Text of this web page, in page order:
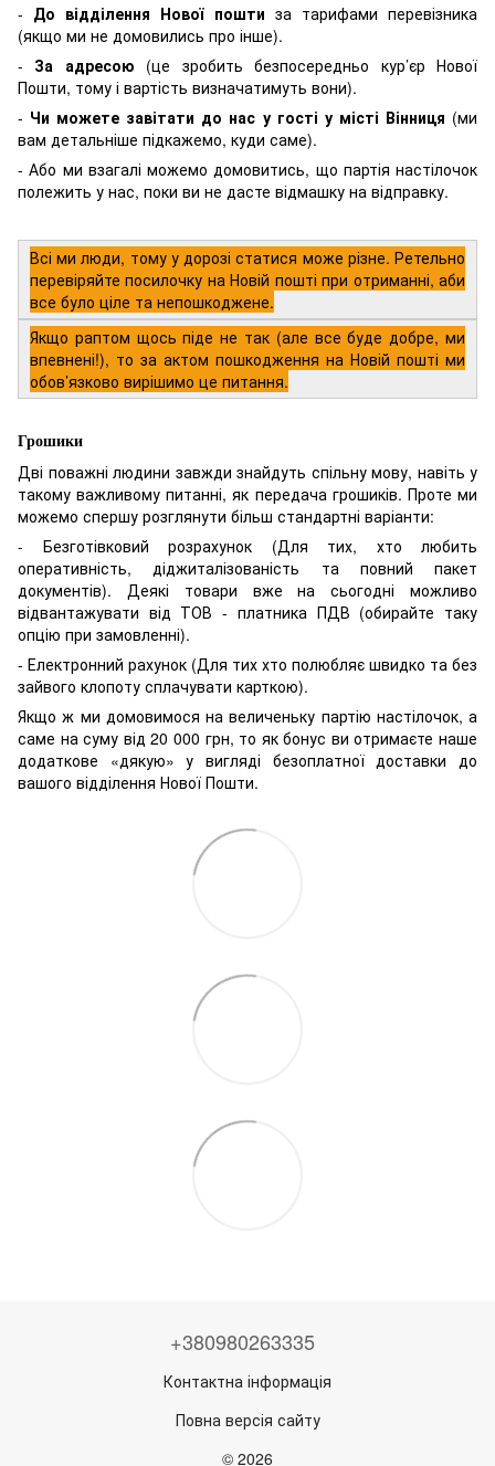
- До відділення Нової пошти за тарифами перевізника
(якщо ми не домовились про інше).
- За адресою (це зробить безпосередньо кур’єр Нової
Пошти, тому і вартість визначатимуть вони).
- Чи можете завітати до нас у гості у місті Вінниця (ми
вам детальніше підкажемо, куди саме).
- Або ми взагалі можемо домовитись, що партія настілочок
полежить у нас, поки ви не дасте відмашку на відправку.
Всі ми люди, тому у дорозі статися може різне. Ретельно
перевіряйте посилочку на Новій пошті при отриманні, аби
все було ціле та непошкоджене.
Якщо раптом щось піде не так (але все буде добре, ми
впевнені!), то за актом пошкодження на Новій пошті ми
обов’язково вирішимо це питання.
Грошики
Дві поважні людини завжди знайдуть спільну мову, навіть у
такому важливому питанні, як передача грошиків. Проте ми
можемо спершу розглянути більш стандартні варіанти:
- Безготівковий розрахунок (Для тих, хто любить
оперативність, діджиталізованість та повний пакет
документів). Деякі товари вже на сьогодні можливо
відвантажувати від ТОВ - платника ПДВ (обирайте таку
опцію при замовленні).
- Електронний рахунок (Для тих хто полюбляє швидко та без
зайвого клопоту сплачувати карткою).
Якщо ж ми домовимося на величеньку партію настілочок, а
саме на суму від 20 000 грн, то як бонус ви отримаєте наше
додаткове «дякую» у вигляді безоплатної доставки до
вашого відділення Нової Пошти.
+380980263335
Контактна інформація
Повна версія сайту
© 2026